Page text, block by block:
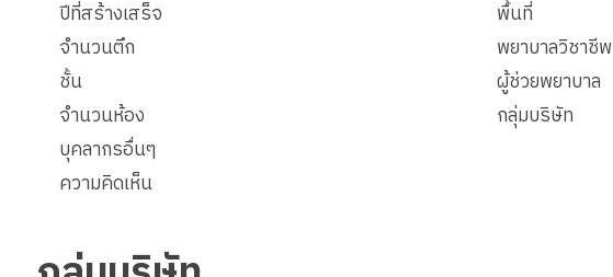
ปีที่สร้างเสร็จ
พื้นที่
จำนวนตึก
พยาบาลวิชาชีพ
ชั้น
ผู้ช่วยพยาบาล
จำนวนห้อง
กลุ่มบริษัท
บุคลากรอื่นๆ
ความคิดเห็น